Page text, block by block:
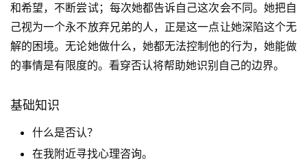
和希望，不断尝试；每次她都告诉自己这次会不同。她把自
己视为一个永不放弃兄弟的人，正是这一点让她深陷这个无
解的困境。无论她做什么，她都无法控制他的行为，她能做
的事情是有限度的。看穿否认将帮助她识别自己的边界。
基础知识
什么是否认？
在我附近寻找心理咨询。